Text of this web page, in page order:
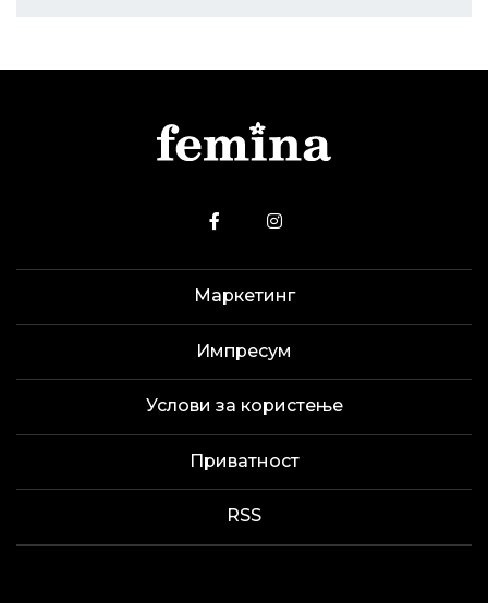
Маркетинг
Импресум
Услови за користење
Приватност
RSS